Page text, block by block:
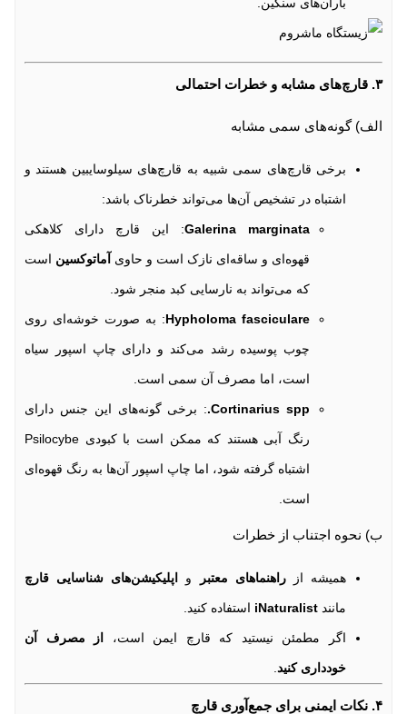
۳. قارچ‌های مشابه و خطرات احتمالی
الف) گونه‌های سمی مشابه
برخی قارچ‌های سمی شبیه به قارچ‌های سیلوسایبین هستند و
اشتباه در تشخیص آن‌ها می‌تواند خطرناک باشد:
Galerina marginata: این قارچ دارای کلاهکی
قهوه‌ای و ساقه‌ای نازک است و حاوی آماتوکسین است
که می‌تواند به نارسایی کبد منجر شود.
Hypholoma fasciculare: به صورت خوشه‌ای روی
چوب پوسیده رشد می‌کند و دارای چاپ اسپور سیاه
است، اما مصرف آن سمی است.
Cortinarius spp. : برخی گونه‌های این جنس دارای
رنگ آبی هستند که ممکن است با کبودی Psilocybe
اشتباه گرفته شود، اما چاپ اسپور آن‌ها به رنگ قهوه‌ای
است.
ب) نحوه اجتناب از خطرات
همیشه ازراهنماهای معتبر و اپلیکیشن‌های شناسایی قارچ
مانند iNaturalist استفاده کنید.
اگر مطمئن نیستید که قارچ ایمن است، از مصرف آن
خودداری کنید
۴. نکات ایمنی برای جمع‌آوری قارچ